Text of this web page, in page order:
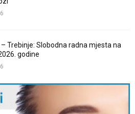
– Trebinje: Slobodna radna mjesta na
godine